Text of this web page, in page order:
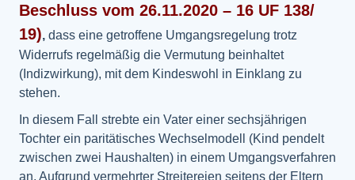
Beschluss vom 26.11.2020 – 16 UF 138/
19), dass eine getroffene Umgangsregelung trotz
Widerrufs regelmäßig die Vermutung beinhaltet
(Indizwirkung), mit dem Kindeswohl in Einklang zu
stehen.
In diesem Fall strebte ein Vater einer sechsjährigen
Tochter ein paritätisches Wechselmodell (Kind pendelt
zwischen zwei Haushalten) in einem Umgangsverfahren
an. Aufgrund vermehrter Streitereien seitens der Eltern